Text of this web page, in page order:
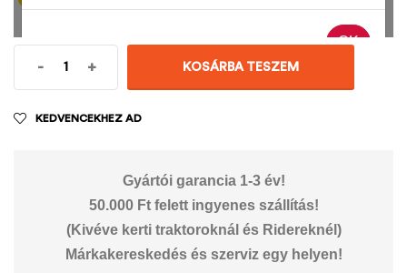
- + KOSÁRBA TESZEM
KEDVENCEKHEZ AD
Gyártói garancia 1-3 év!
50.000 Ft felett ingyenes szállítás!
(Kivéve kerti traktoroknál és Ridereknél)
Márkakereskedés és szerviz egy helyen!